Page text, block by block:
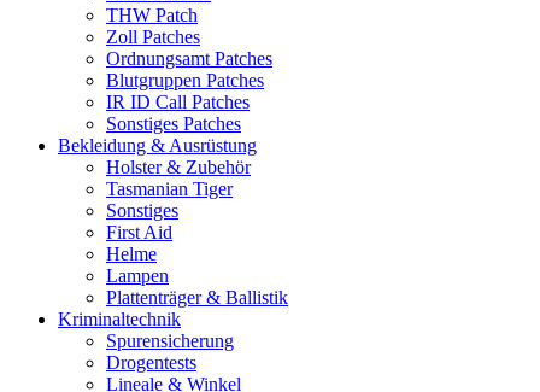
THW Patch
Zoll Patches
Ordnungsamt Patches
Blutgruppen Patches
IR ID Call Patches
Sonstiges Patches
Bekleidung & Ausrüstung
Holster & Zubehör
Tasmanian Tiger
Sonstiges
First Aid
Helme
Lampen
Plattenträger & Ballistik
Kriminaltechnik
Spurensicherung
Drogentests
Lineale & Winkel